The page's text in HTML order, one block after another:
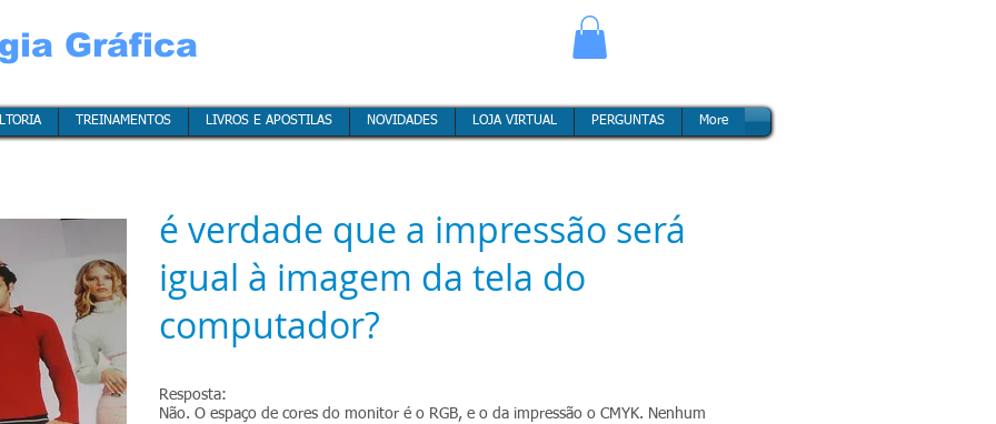
Gráfica
TREINAMENTOS LIVROS E APOSTILAS NOVIDADES LOJA VIRTUAL PERGUNTAS More
TREINAMENTOS LIVROS E APOSTILAS NOVIDADES LOJA VIRTUAL PERGUNTAS More
TREINAMENTOS LIVROS E APOSTILAS NOVIDADES LOJA VIRTUAL PERGUNTAS More
TREINAMENTOS LIVROS E APOSTILAS NOVIDADES LOJA VIRTUAL PERGUNTAS More
é verdade que a impressão será
igual à imagem da tela do
computador?
Resposta:
Não. O espaço de cores do monitor é o RGB, e o da impressão o CMYK. Nenhum